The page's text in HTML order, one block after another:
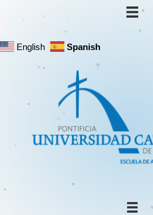
English Spanish